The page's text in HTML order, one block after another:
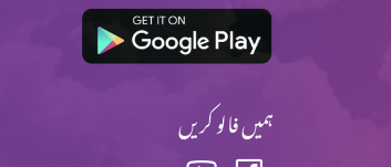
ہمیں فالو کریں